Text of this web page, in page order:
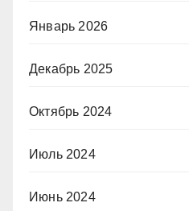
Январь 2026
Декабрь 2025
Октябрь 2024
Июль 2024
Июнь 2024